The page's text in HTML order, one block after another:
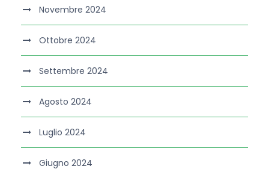
Novembre 2024
Ottobre 2024
Settembre 2024
Agosto 2024
Luglio 2024
Giugno 2024